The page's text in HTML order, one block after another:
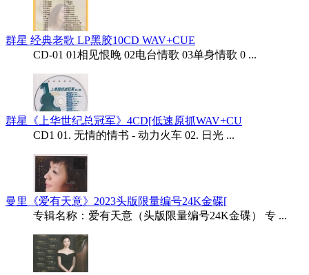
群星 经典老歌 LP黑胶10CD WAV+CUE
CD-01 01相见恨晚 02电台情歌 03单身情歌 0 ...
群星《上华世纪总冠军》4CD[低速原抓WAV+CU
CD1 01. 无情的情书 - 动力火车 02. 日光 ...
曼里《爱有天意》2023头版限量编号24K金碟[
专辑名称：爱有天意（头版限量编号24K金碟） 专 ...